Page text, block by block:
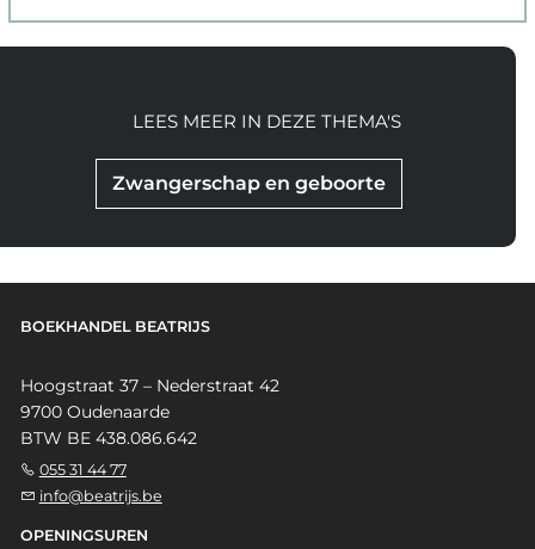
Zwangerschap en geboorte
LEES MEER IN DEZE THEMA'S
BOEKHANDEL BEATRIJS
Hoogstraat 37 – Nederstraat 42
9700 Oudenaarde
BTW BE 438.086.642
055 31 44 77
info@beatrijs.be
OPENINGSUREN